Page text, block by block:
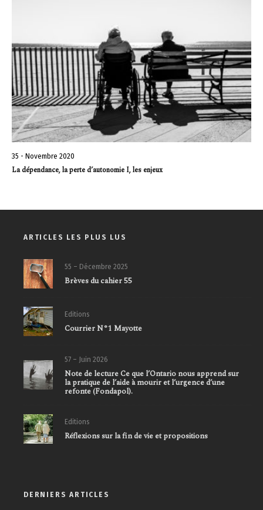
35 - Novembre 2020
La dépendance, la perte d’autonomie I, les enjeux
ARTICLES LES PLUS LUS
55 – Décembre 2025
Brèves du cahier 55
Editions
Courrier N°1 Mayotte
57 – Juin 2026
Note de lecture Ce que l’Ontario nous apprend sur
la pratique de l’aide à mourir et l’urgence d’une
refonte (Fondapol).
Editions
Réflexions sur la fin de vie et propositions
DERNIERS ARTICLES